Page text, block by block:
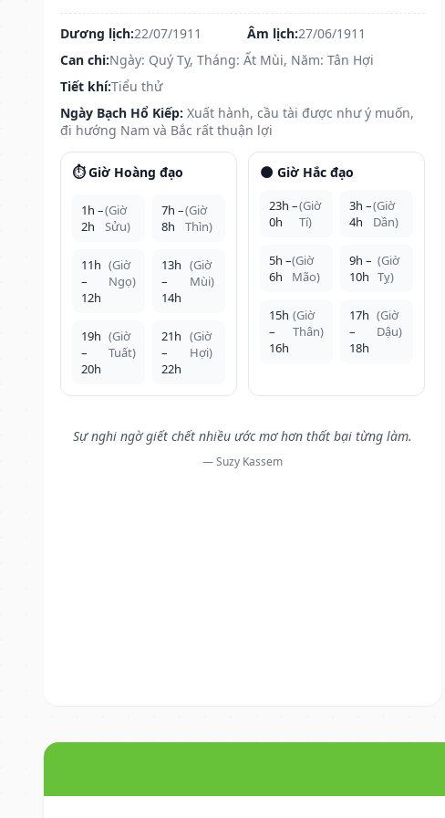
Dương lịch:22/07/1911 Âm lịch:27/06/1911
Can chi:Ngày: Quý Tỵ, Tháng: Ất Mùi, Năm: Tân Hợi
Tiết khí:Tiểu thử
Ngày Bạch Hổ Kiếp: Xuất hành, cầu tài được như ý muốn,
đi hướng Nam và Bắc rất thuận lợi
⏱️ Giờ Hoàng đạo
1h –
2h
(Giờ
Sửu)
7h –
8h
(Giờ
Thìn)
11h
–
12h
(Giờ
Ngọ)
13h
–
14h
(Giờ
Mùi)
19h
–
20h
(Giờ
Tuất)
21h
–
22h
(Giờ
Hợi)
🌑 Giờ Hắc đạo
23h –
0h
(Giờ
Tí)
3h –
4h
(Giờ
Dần)
5h –
6h
(Giờ
Mão)
9h –
10h
(Giờ
Tỵ)
15h
–
16h
(Giờ
Thân)
17h
–
18h
(Giờ
Dậu)
Sự nghi ngờ giết chết nhiều ước mơ hơn thất bại từng làm.
— Suzy Kassem